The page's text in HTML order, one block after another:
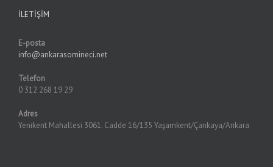
İLETIŞIM
E-posta
info@ankarasomineci.net
Telefon
0 312 268 19 29
Adres
Yenikent Mahallesi 3061. Cadde 16/135 Yaşamkent/Çankaya/Ankara